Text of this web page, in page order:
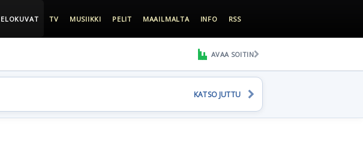
ELOKUVAT TV MUSIIKKI PELIT MAAILMALTA INFO RSS
AVAA SOITIN
KATSO JUTTU